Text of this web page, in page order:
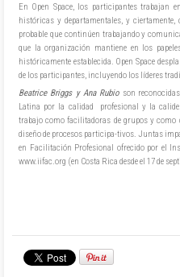
En Open Space, los participantes trabajan
históricas y departamentales, y
probable que continúen trabajando y
que la organización mantiene en los
históricamente establecida. Open Space
de los participantes, incluyendo los líderes
Beatrice Briggs y Ana Rubio son
Latina por la calidad profesional y la
trabajo como facilitadoras de grupos y como
diseño de procesos participa-tivos. Juntas
en Facilitación Profesional ofrecido por el
www.iifac.org (en Costa Rica desde el 17 de